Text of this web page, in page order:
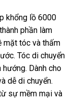
khổng lồ 6000
phần làm
mặt tóc và thấm
Tóc di chuyển
Dành cho
dễ di chuyển.
sự mềm mại và